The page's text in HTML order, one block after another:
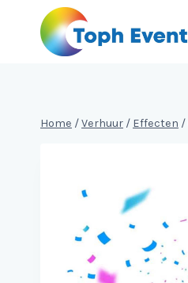
Doorgaan
Home /Verhuur / Effecten /